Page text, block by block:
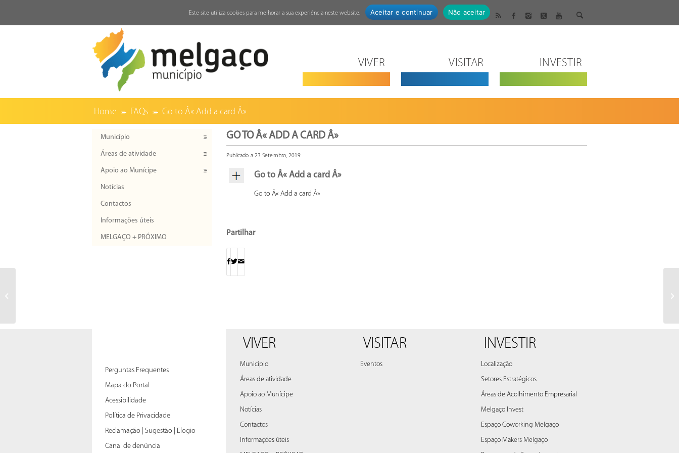
VIVER VISITAR INVESTIR
Home FAQs Go to Â« Add a card Â»
GO TO Â« ADD A CARD Â»
Publicado a 23 Setembro, 2019
Go to Â« Add a card Â»
Go to Â« Add a card Â»
Partilhar
Município
Áreas de atividade
Apoio ao Munícipe
Notícias
Contactos
Informações úteis
MELGAÇO + PRÓXIMO
Perguntas Frequentes
Mapa do Portal
Acessibilidade
Política de Privacidade
Reclamação | Sugestão | Elogio
Canal de denúncia
VIVER
Município
Áreas de atividade
Apoio ao Munícipe
Notícias
Contactos
Informações úteis
VISITAR
Eventos
INVESTIR
Localização
Setores Estratégicos
Áreas de Acolhimento Empresarial
Melgaço Invest
Espaço Coworking Melgaço
Espaço Makers Melgaço
Este site utiliza cookies para melhorar a sua experiência neste website. Aceitar e continuar Não aceitar